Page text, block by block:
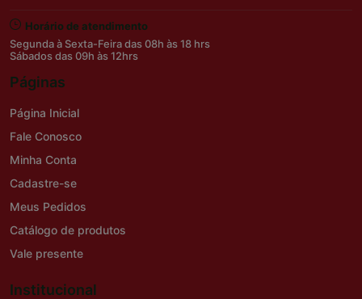
Horário de atendimento
Segunda à Sexta-Feira das 08h às 18 hrs
Sábados das 09h às 12hrs
Páginas
Página Inicial
Fale Conosco
Minha Conta
Cadastre-se
Meus Pedidos
Catálogo de produtos
Vale presente
Institucional